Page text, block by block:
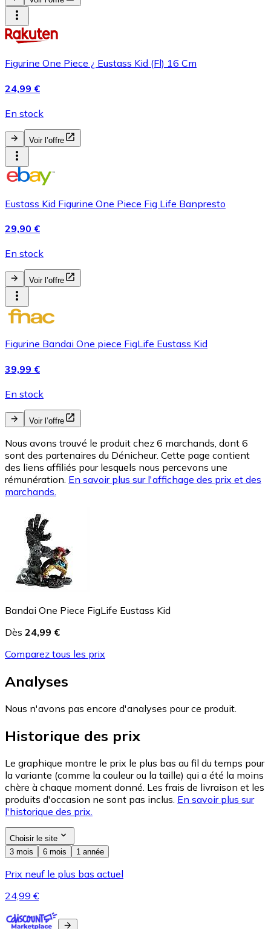
Figurine One Piece ¿ Eustass Kid (Fl) 16 Cm
24,99 €
En stock
Voir l’offre
Eustass Kid Figurine One Piece Fig Life Banpresto
29,90 €
En stock
Voir l’offre
Figurine Bandai One piece FigLife Eustass Kid
39,99 €
En stock
Voir l’offre
Nous avons trouvé le produit chez 6 marchands, dont 6
sont des partenaires du Dénicheur. Cette page contient
des liens affiliés pour lesquels nous percevons une
rémunération. En savoir plus sur l'affichage des prix et des
marchands.
Bandai One Piece FigLife Eustass Kid
Dès 24,99 €
Comparez tous les prix
Analyses
Nous n'avons pas encore d'analyses pour ce produit.
Historique des prix
Le graphique montre le prix le plus bas au fil du temps pour
la variante (comme la couleur ou la taille) qui a été la moins
chère à chaque moment donné. Les frais de livraison et les
produits d'occasion ne sont pas inclus. En savoir plus sur
l'historique des prix.
Choisir le site
3 mois
6 mois 1 année
Prix neuf le plus bas actuel
24,99 €